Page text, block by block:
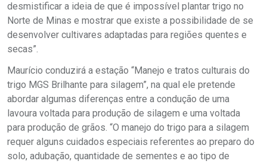
desmistificar a ideia de que é impossível plantar trigo no
Norte de Minas e mostrar que existe a possibilidade de se
desenvolver cultivares adaptadas para regiões quentes e
secas”.
Maurício conduzirá a estação “Manejo e tratos culturais do
trigo MGS Brilhante para silagem”, na qual ele pretende
abordar algumas diferenças entre a condução de uma
lavoura voltada para produção de silagem e uma voltada
para produção de grãos. “O manejo do trigo para a silagem
requer alguns cuidados especiais referentes ao preparo do
solo, adubação, quantidade de sementes e ao tipo de